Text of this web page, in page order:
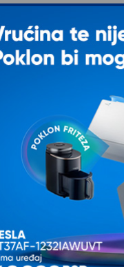
OPVIQ Podna
1.892,00
2.365,00